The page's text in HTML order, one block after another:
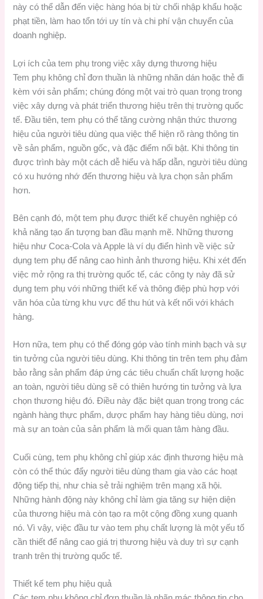
này có thể dẫn đến việc hàng hóa bị từ chối nhập khẩu hoặc
phạt tiền, làm hao tổn tới uy tín và chi phí vận chuyển của
doanh nghiệp.
Lợi ích của tem phụ trong việc xây dựng thương hiệu
Tem phụ không chỉ đơn thuần là những nhãn dán hoặc thẻ đi
kèm với sản phẩm; chúng đóng một vai trò quan trọng trong
việc xây dựng và phát triển thương hiệu trên thị trường quốc
tế. Đầu tiên, tem phụ có thể tăng cường nhận thức thương
hiệu của người tiêu dùng qua việc thể hiện rõ ràng thông tin
về sản phẩm, nguồn gốc, và đặc điểm nổi bật. Khi thông tin
được trình bày một cách dễ hiểu và hấp dẫn, người tiêu dùng
có xu hướng nhớ đến thương hiệu và lựa chọn sản phẩm
hơn.
Bên cạnh đó, một tem phụ được thiết kế chuyên nghiệp có
khả năng tạo ấn tượng ban đầu mạnh mẽ. Những thương
hiệu như Coca-Cola và Apple là ví dụ điển hình về việc sử
dụng tem phụ để nâng cao hình ảnh thương hiệu. Khi xét đến
việc mở rộng ra thị trường quốc tế, các công ty này đã sử
dụng tem phụ với những thiết kế và thông điệp phù hợp với
văn hóa của từng khu vực để thu hút và kết nối với khách
hàng.
Hơn nữa, tem phụ có thể đóng góp vào tính minh bạch và sự
tin tưởng của người tiêu dùng. Khi thông tin trên tem phụ đảm
bảo rằng sản phẩm đáp ứng các tiêu chuẩn chất lượng hoặc
an toàn, người tiêu dùng sẽ có thiên hướng tin tưởng và lựa
chọn thương hiệu đó. Điều này đặc biệt quan trọng trong các
ngành hàng thực phẩm, dược phẩm hay hàng tiêu dùng, nơi
mà sự an toàn của sản phẩm là mối quan tâm hàng đầu.
Cuối cùng, tem phụ không chỉ giúp xác định thương hiệu mà
còn có thể thúc đẩy người tiêu dùng tham gia vào các hoạt
động tiếp thị, như chia sẻ trải nghiệm trên mạng xã hội.
Những hành động này không chỉ làm gia tăng sự hiện diện
của thương hiệu mà còn tạo ra một cộng đồng xung quanh
nó. Vì vậy, việc đầu tư vào tem phụ chất lượng là một yếu tố
cần thiết để nâng cao giá trị thương hiệu và duy trì sự cạnh
tranh trên thị trường quốc tế.
Thiết kế tem phụ hiệu quả